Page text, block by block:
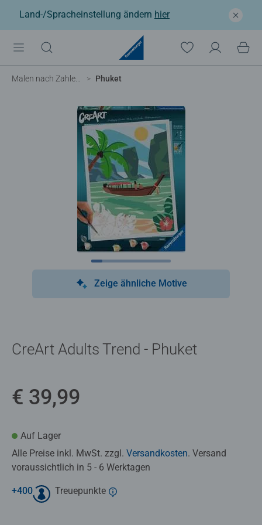
Land-/Spracheinstellung ändern hier
Malen nach Zahlen Erwachsene Phuket
Zeige ähnliche Motive
CreArt Adults Trend - Phuket
€ 39,99
Auf Lager
Alle Preise inkl. MwSt. zzgl. Versandkosten. Versand
voraussichtlich in 5 - 6 Werktagen
+400 Treuepunkte